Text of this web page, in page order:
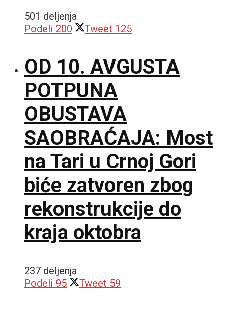
501 deljenja
Podeli 200 Tweet 125
OD 10. AVGUSTA
POTPUNA
OBUSTAVA
SAOBRAĆAJA: Most
na Tari u Crnoj Gori
biće zatvoren zbog
rekonstrukcije do
kraja oktobra
237 deljenja
Podeli 95 Tweet 59